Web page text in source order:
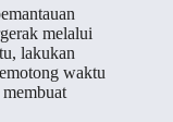
melalui
lakukan
waktu